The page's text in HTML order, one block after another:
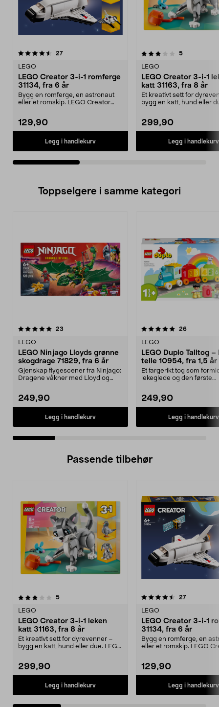
27anmeldelser
LEGO
LEGO Creator 3-i-1 romferge
31134, fra 6 år
Bygg en romferge, en astronaut
eller et romskip. LEGO Creator
129,90
Legg i handlekurv
3.5av 5 stjerner 5anmeldelser
LEGO
LEGO Creator 3-i-1
katt 31163, fra 8 år
Et kreativt sett for
bygg en katt, hund eller
299,90
Legg i handlekurv
5.0av 5 stjerner
Toppselgere i samme kategori
23
LEGO
LEGO Ninjago Lloyds grønne
skogdrage 71829, fra 6 år
Gjenskap flygescener fra Ninjago:
Dragene våkner med Lloyd og
249,90
Legg i handlekurv
5.0 av 5 stjerner 26
LEGO
LEGO Duplo Talltog
telle 10954, fra 1,5 år
Et fargerikt tog som
lekeglede og den første
249,90
Legg i handlekurv
4.5 av 5 stjerner
Passende tilbehør
5anmeldelser
LEGO
LEGO Creator 3-i-1 leken
katt 31163, fra 8 år
Et kreativt sett for dyrevenner –
bygg en katt, hund eller due. LEGO
299,90
Legg i handlekurv
4.5av 5 stjerner 27
LEGO
LEGO Creator 3-i-1
31134, fra 6 år
Bygg en romferge, en
eller et romskip. LEGO
129,90
Legg i handlekurv
4.5av 5 stjerner